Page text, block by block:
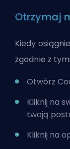
Otrzymaj
Kiedy
zgodnie z
Otwórz
Kliknij na
twoją
Kliknij na